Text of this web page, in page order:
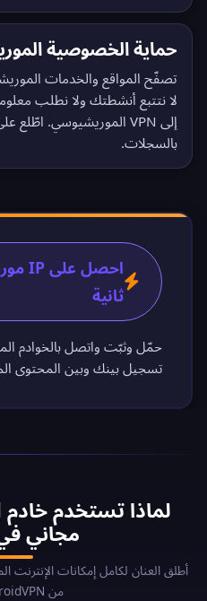
حماية الخصوصية
تصفّح المواقع والخدمات
لا نتتبع أنشطتك ولا نطلب
إلى VPN الموريشيوسي. اطّلع على
بالسجلات.
ثانية
حمّل وثبّت واتصل بالخوادم
تسجيل بينك وبين المحتوى
مجاني في
من FreeAndroidVPN